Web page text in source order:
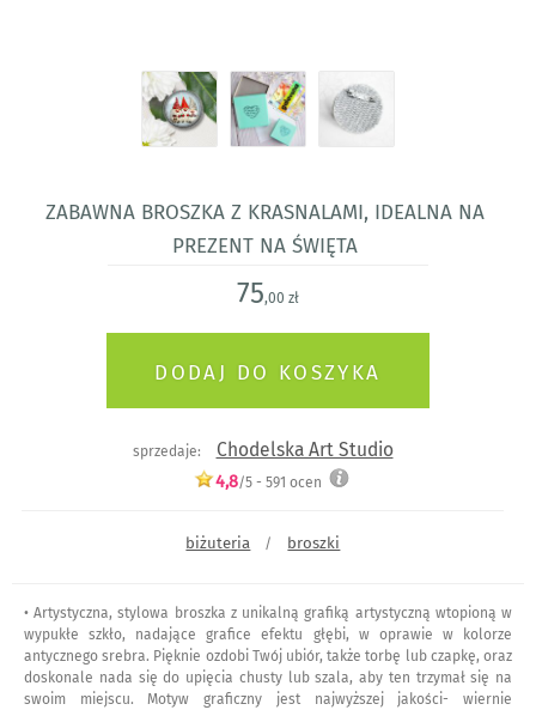
Zabawna broszka z krasnalami, idealna na
prezent na święta
75,00 zł
sprzedaje: Chodelska Art Studio
4,8/5 - 591 ocen
biżuteria / broszki
• Artystyczna, stylowa broszka z unikalną grafiką artystyczną wtopioną w
wypukłe szkło, nadające grafice efektu głębi, w oprawie w kolorze
antycznego srebra. Pięknie ozdobi Twój ubiór, także torbę lub czapkę, oraz
doskonale nada się do upięcia chusty lub szala, aby ten trzymał się na
swoim miejscu. Motyw graficzny jest najwyższej jakości- wiernie